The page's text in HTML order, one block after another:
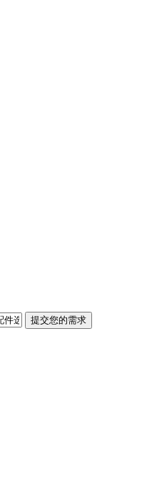
提交您的需求